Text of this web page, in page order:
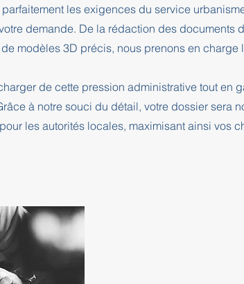
les exigences du service
demande. De la rédaction des documents
modèles 3D précis, nous prenons en charge
de cette pression administrative tout en
à notre souci du détail, votre dossier sera
les autorités locales, maximisant ainsi vos